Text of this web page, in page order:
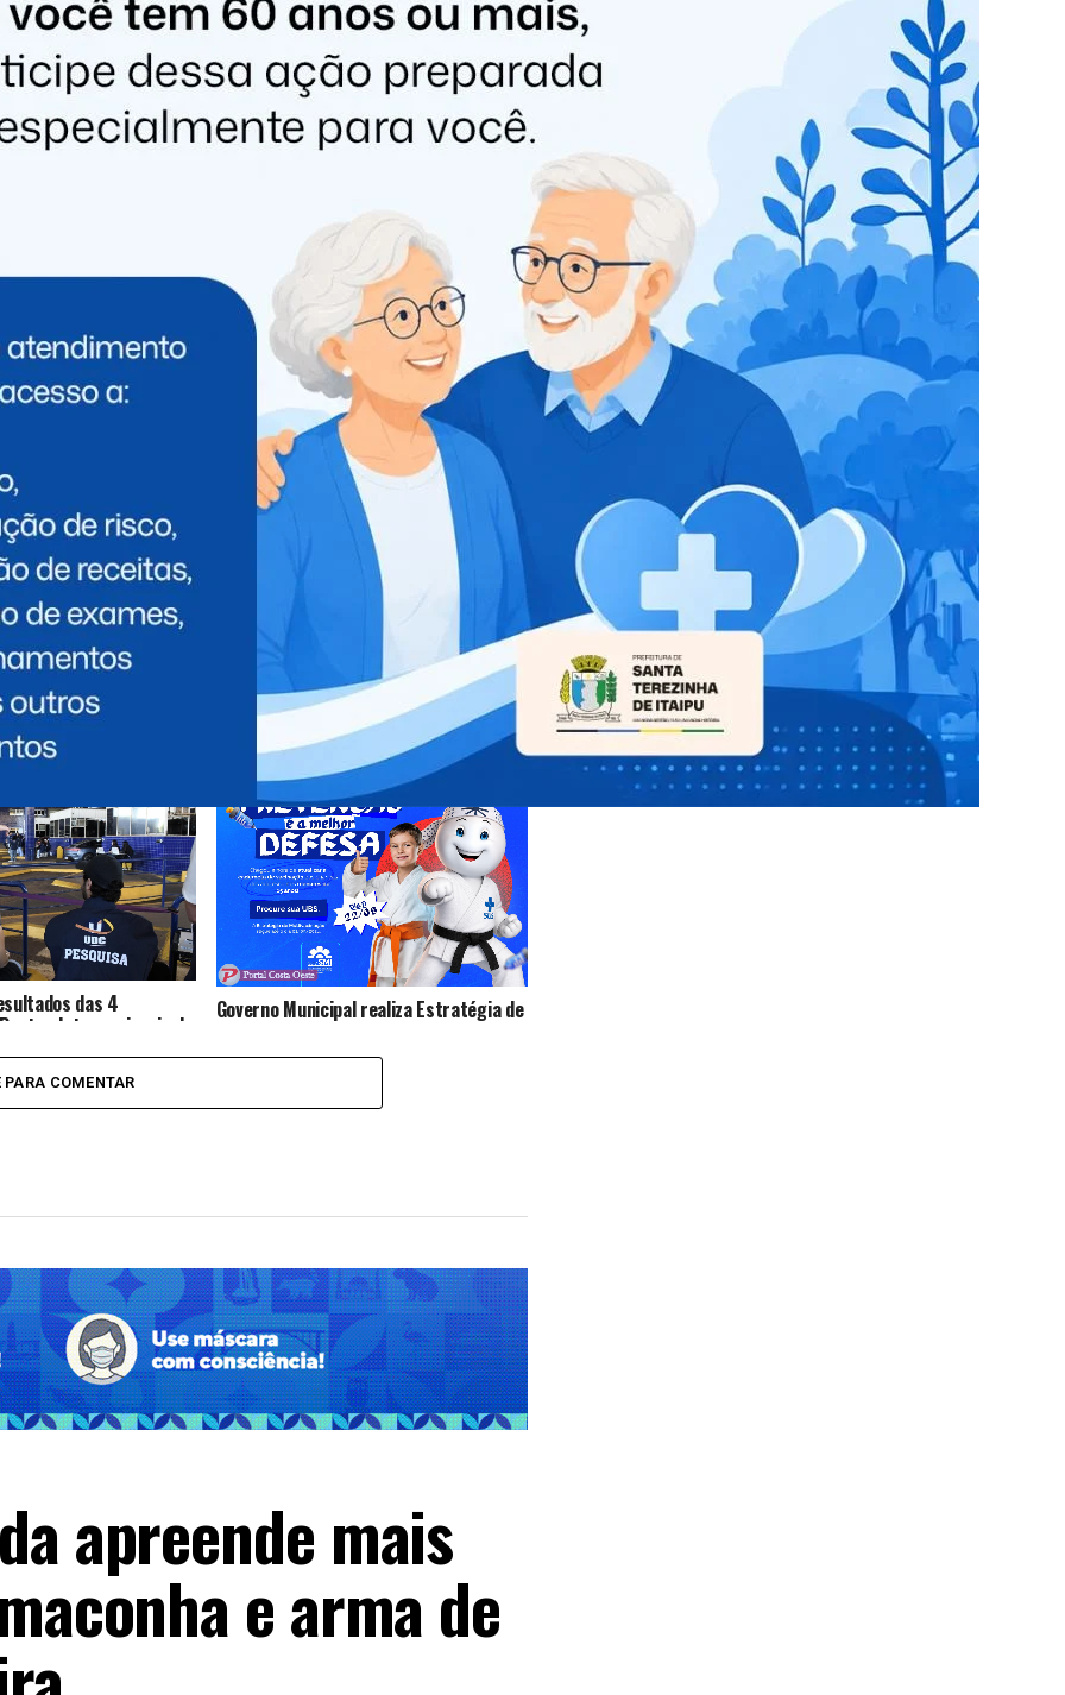
Mulher morre após grave acidente na PR-
495 em Medianeira
atropelado na BR- Suspeito morre em confronto com a
ROCAM após assalto em Foz do Iguaçu
das 4
Internacionais da
Governo Municipal realiza Estratégia de
adolescentes
PARA COMENTAR
apreende mais
e arma de